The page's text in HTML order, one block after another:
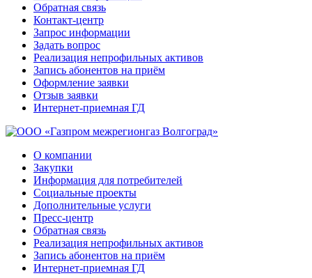
Обратная связь
Контакт-центр
Запрос информации
Задать вопрос
Реализация непрофильных активов
Запись абонентов на приём
Оформление заявки
Отзыв заявки
Интернет-приемная ГД
О компании
Закупки
Информация для потребителей
Социальные проекты
Дополнительные услуги
Пресс-центр
Обратная связь
Реализация непрофильных активов
Запись абонентов на приём
Интернет-приемная ГД